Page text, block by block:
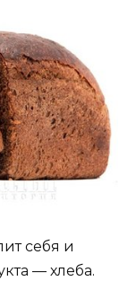
себя и
— хлеба.